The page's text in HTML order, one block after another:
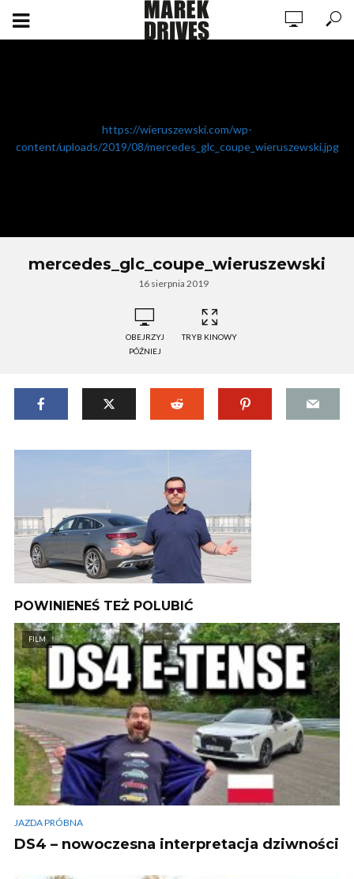
https://wieruszewski.com/wp-
content/uploads/2019/08/mercedes_glc_coupe_wieruszewski.jpg
mercedes_glc_coupe_wieruszewski
16 sierpnia 2019
OBEJRZYJ
PÓŹNIEJ
TRYB KINOWY
POWINIENEŚ TEŻ POLUBIĆ
FILM
JAZDA PRÓBNA
DS4 – nowoczesna interpretacja dziwności